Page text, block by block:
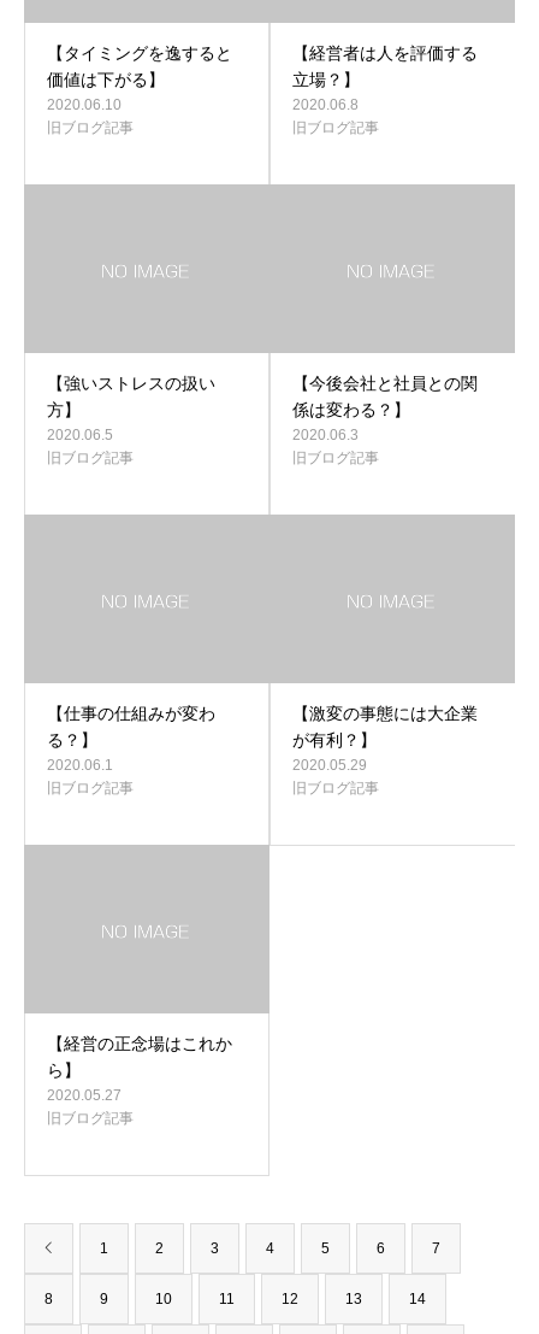
【タイミングを逸すると
価値は下がる】
2020.06.10
旧ブログ記事
【経営者は人を評価する
立場？】
2020.06.8
旧ブログ記事
【強いストレスの扱い
方】
2020.06.5
旧ブログ記事
【今後会社と社員との関
係は変わる？】
2020.06.3
旧ブログ記事
【仕事の仕組みが変わ
る？】
2020.06.1
旧ブログ記事
【激変の事態には大企業
が有利？】
2020.05.29
旧ブログ記事
【経営の正念場はこれか
ら】
2020.05.27
旧ブログ記事
1 2 3 4 5 6 7
8 9 10 11 12 13 14